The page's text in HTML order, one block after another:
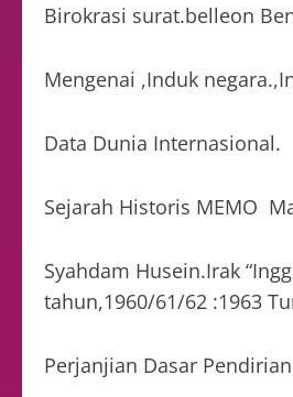
Birokrasi surat.belleon
Mengenai ,Induk
Data Dunia Internasional.
Sejarah Historis MEMO
Syahdam Husein.Irak
tahun,1960/61/62 :1963
Perjanjian Dasar